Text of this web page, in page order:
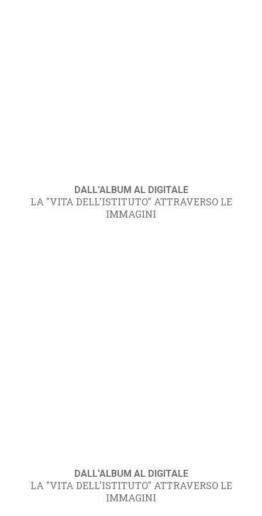
DALL'ALBUM AL DIGITALE
LA "VITA DELL'ISTITUTO" ATTRAVERSO LE
IMMAGINI
DALL'ALBUM AL DIGITALE
LA "VITA DELL'ISTITUTO" ATTRAVERSO LE
IMMAGINI